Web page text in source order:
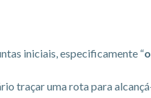
iniciais, especificamente “
traçar uma rota para